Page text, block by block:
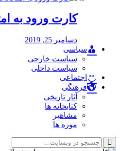
کارت ورود به
دسامبر 25, 2019
سیاسی
سیاست خارجی
سیاست داخلی
اجتماعی
فرهنگی
آثار تاریخی
کتابخانه ها
مشاهیر
موزه ها